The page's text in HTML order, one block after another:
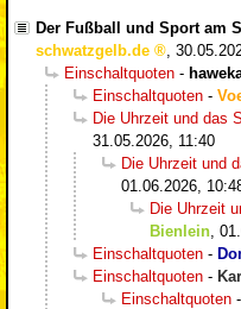
Der Fußball und Sport am
schwatzgelb.de
Einschaltquoten -
Einschaltquoten -
Die Uhrzeit und das
31.05.2026, 11:40
Die Uhrzeit und
01.06.2026,
Die Uhrzeit
Bienlein
Einschaltquoten -
Einschaltquoten -
Einschaltquoten -